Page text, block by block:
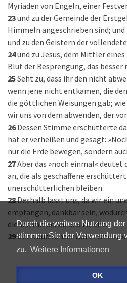
Durch die weitere Nutzung
stimmen Sie der Verwendung
zu. Weitere Informationen
OK
Myriaden von Engeln, einer
23und zu der Gemeinde der
Himmeln angeschrieben sind;
und zu den Geistern der
24und zu Jesus, dem Mittler eines
Blut der Besprengung, das besser
25Seht zu, dass ihr den nicht
wenn jene nicht entkamen, die
die göttlichen Weisungen gab;
wir uns von dem abwenden, der
26 Dessen Stimme erschütterte
hat er verheißen und gesagt:
nur die Erde bewegen, sondern
27Aber das »noch einmal« deutet
an, die als geschaffene
unerschütterlichen bleiben.
28Deshalb lasst uns, da wir ein
empfangen, dankbar sein,
dienen mit Scheu und Furcht!
29Denn auch unser Gott »ist ein